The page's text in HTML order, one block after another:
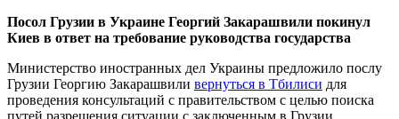
Посол Грузии в Украине Георгий Закарашвили покинул
Киев в ответ на требование руководства государства
Министерство иностранных дел Украины предложило послу
Грузии Георгию Закарашвили вернуться в Тбилиси для
проведения консультаций с правительством с целью поиска
путей разрешения ситуации с заключенным в Грузии